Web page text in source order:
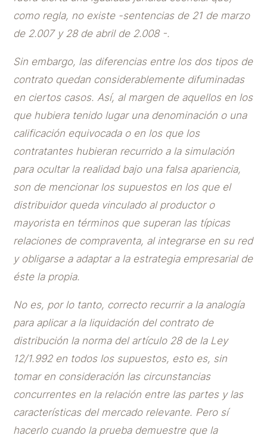
como regla, no existe -sentencias de 21 de marzo
de 2.007 y 28 de abril de 2.008 -.
Sin embargo, las diferencias entre los dos tipos de
contrato quedan considerablemente difuminadas
en ciertos casos. Así, al margen de aquellos en los
que hubiera tenido lugar una denominación o una
calificación equivocada o en los que los
contratantes hubieran recurrido a la simulación
para ocultar la realidad bajo una falsa apariencia,
son de mencionar los supuestos en los que el
distribuidor queda vinculado al productor o
mayorista en términos que superan las típicas
relaciones de compraventa, al integrarse en su red
y obligarse a adaptar a la estrategia empresarial de
éste la propia.
No es, por lo tanto, correcto recurrir a la analogía
para aplicar a la liquidación del contrato de
distribución la norma del artículo 28 de la Ley
12/1.992 en todos los supuestos, esto es, sin
tomar en consideración las circunstancias
concurrentes en la relación entre las partes y las
características del mercado relevante. Pero sí
hacerlo cuando la prueba demuestre que la